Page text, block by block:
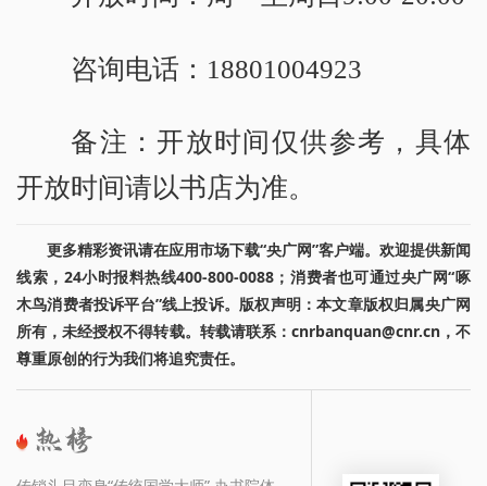
咨询电话：18801004923
备注：开放时间仅供参考，具体
开放时间请以书店为准。
更多精彩资讯请在应用市场下载“央广网”客户端。欢迎提供新闻
线索，24小时报料热线400-800-0088；消费者也可通过央广网“啄
木鸟消费者投诉平台”线上投诉。版权声明：本文章版权归属央广网
所有，未经授权不得转载。转载请联系：cnrbanquan@cnr.cn，不
尊重原创的行为我们将追究责任。